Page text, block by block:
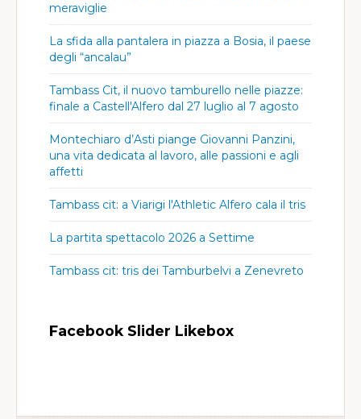
meraviglie
La sfida alla pantalera in piazza a Bosia, il paese
degli “ancalau”
Tambass Cit, il nuovo tamburello nelle piazze:
finale a Castell'Alfero dal 27 luglio al 7 agosto
Montechiaro d’Asti piange Giovanni Panzini,
una vita dedicata al lavoro, alle passioni e agli
affetti
Tambass cit: a Viarigi l'Athletic Alfero cala il tris
La partita spettacolo 2026 a Settime
Tambass cit: tris dei Tamburbelvi a Zenevreto
Facebook Slider Likebox